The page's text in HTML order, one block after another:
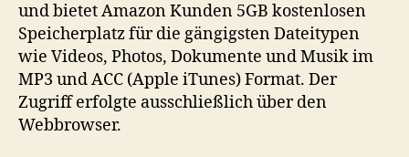
und bietet Amazon Kunden 5GB kostenlosen
Speicherplatz für die gängigsten Dateitypen
wie Videos, Photos, Dokumente und Musik im
MP3 und ACC (Apple iTunes) Format. Der
Zugriff erfolgte ausschließlich über den
Webbrowser.